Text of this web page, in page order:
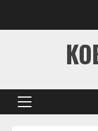
Primary